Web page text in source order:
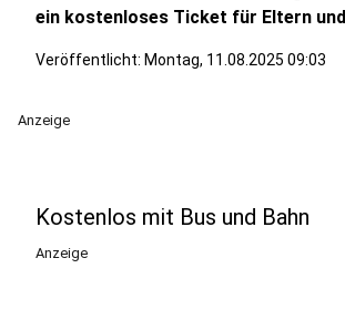
ein kostenloses Ticket für Eltern
Veröffentlicht: Montag, 11.08.2025 09:03
Anzeige
Kostenlos mit Bus und Bahn
Anzeige